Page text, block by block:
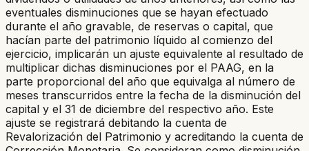
eventuales disminuciones que se hayan efectuado
durante el año gravable, de reservas o capital, que
hacían parte del patrimonio líquido al comienzo del
ejercicio, implicarán un ajuste equivalente al resultado de
multiplicar dichas disminuciones por el PAAG, en la
parte proporcional del año que equivalga al número de
meses transcurridos entre la fecha de la disminución del
capital y el 31 de diciembre del respectivo año. Este
ajuste se registrará debitando la cuenta de
Revalorización del Patrimonio y acreditando la cuenta de